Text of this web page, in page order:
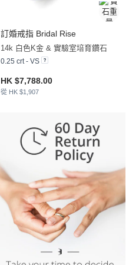
訂婚戒指 Bridal Rise
14k 白色K金 & 實驗室培育鑽石
0.25 crt - VS
HK $7,788.00
從 HK $1,907